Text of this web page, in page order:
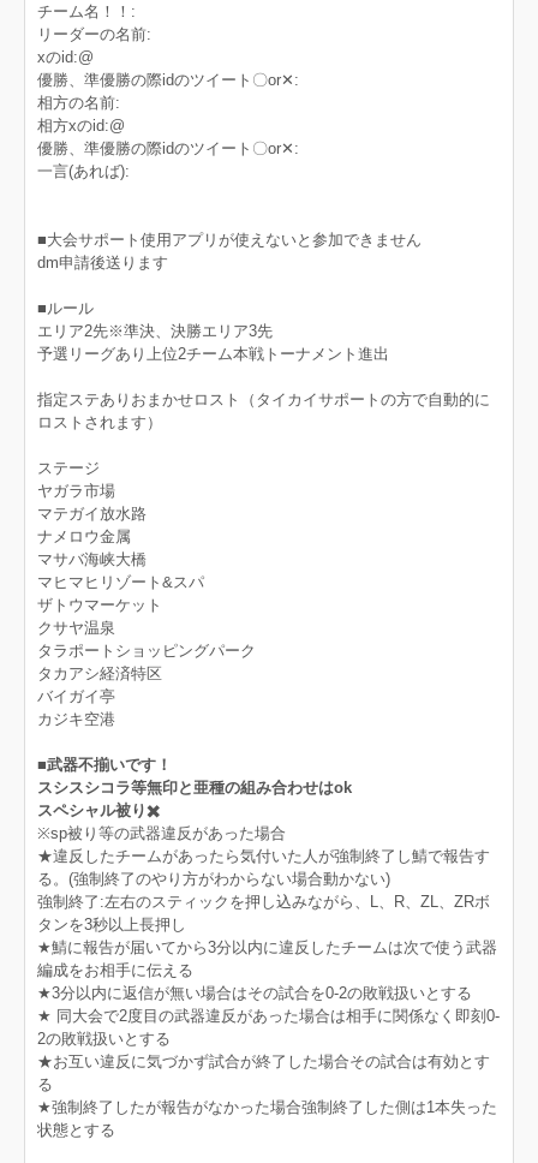
チーム名！！:
リーダーの名前:
xのid:@
優勝、準優勝の際idのツイート〇‪or✕‬:
相方の名前:
相方xのid:@
優勝、準優勝の際idのツイート〇‪or✕‬:
一言(あれば):
■大会サポート使用アプリが使えないと参加できません
dm申請後送ります
■ルール
エリア2先※準決、決勝エリア3先
予選リーグあり上位2チーム本戦トーナメント進出
指定ステありおまかせロスト（タイカイサポートの方で自動的に
ロストされます）
ステージ
ヤガラ市場
マテガイ放水路
ナメロウ金属
マサバ海峡大橋
マヒマヒリゾート&スパ
ザトウマーケット
クサヤ温泉
タラポートショッピングパーク
タカアシ経済特区
バイガイ亭
カジキ空港
■武器不揃いです！
スシスシコラ等無印と亜種の組み合わせはok
スペシャル被り✖️
※sp被り等の武器違反があった場合
★違反したチームがあったら気付いた人が強制終了し鯖で報告す
る。(強制終了のやり方がわからない場合動かない)
強制終了:左右のスティックを押し込みながら、L、R、ZL、ZRボ
タンを3秒以上長押し
★鯖に報告が届いてから3分以内に違反したチームは次で使う武器
編成をお相手に伝える
★3分以内に返信が無い場合はその試合を0-2の敗戦扱いとする
★ 同大会で2度目の武器違反があった場合は相手に関係なく即刻0-
2の敗戦扱いとする
★お互い違反に気づかず試合が終了した場合その試合は有効とす
る
★強制終了したが報告がなかった場合強制終了した側は1本失った
状態とする